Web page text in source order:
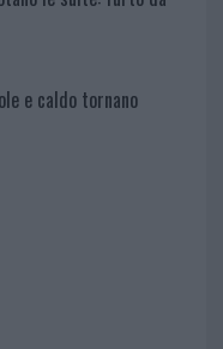
e caldo tornano